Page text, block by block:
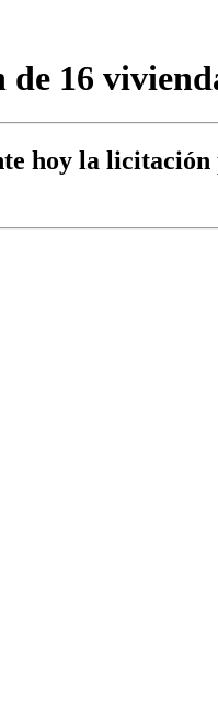
16
hoy la